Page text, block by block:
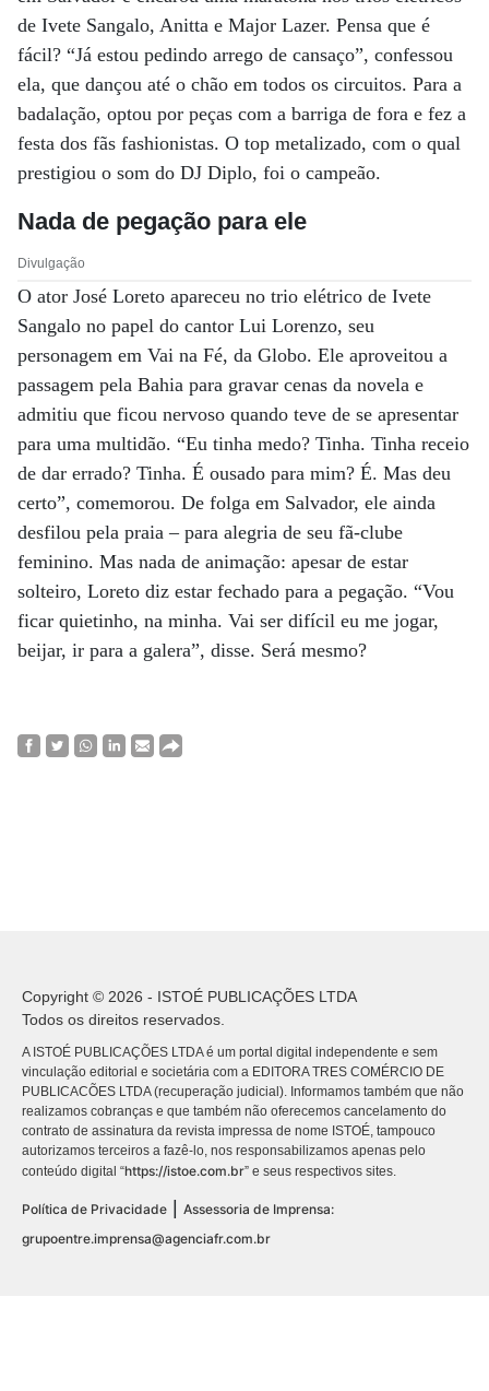
de Ivete Sangalo, Anitta e Major Lazer. Pensa que é
fácil? “Já estou pedindo arrego de cansaço”, confessou
ela, que dançou até o chão em todos os circuitos. Para a
badalação, optou por peças com a barriga de fora e fez a
festa dos fãs fashionistas. O top metalizado, com o qual
prestigiou o som do DJ Diplo, foi o campeão.
Nada de pegação para ele
Divulgação
O ator José Loreto apareceu no trio elétrico de Ivete
Sangalo no papel do cantor Lui Lorenzo, seu
personagem em Vai na Fé, da Globo. Ele aproveitou a
passagem pela Bahia para gravar cenas da novela e
admitiu que ficou nervoso quando teve de se apresentar
para uma multidão. “Eu tinha medo? Tinha. Tinha receio
de dar errado? Tinha. É ousado para mim? É. Mas deu
certo”, comemorou. De folga em Salvador, ele ainda
desfilou pela praia – para alegria de seu fã-clube
feminino. Mas nada de animação: apesar de estar
solteiro, Loreto diz estar fechado para a pegação. “Vou
ficar quietinho, na minha. Vai ser difícil eu me jogar,
beijar, ir para a galera”, disse. Será mesmo?
Copyright © 2026 - ISTOÉ PUBLICAÇÕES LTDA
Todos os direitos reservados.
A ISTOÉ PUBLICAÇÕES LTDA é um portal digital independente e sem
vinculação editorial e societária com a EDITORA TRES COMÉRCIO DE
PUBLICACÕES LTDA (recuperação judicial). Informamos também que não
realizamos cobranças e que também não oferecemos cancelamento do
contrato de assinatura da revista impressa de nome ISTOÉ, tampouco
autorizamos terceiros a fazê-lo, nos responsabilizamos apenas pelo
conteúdo digital “https://istoe.com.br” e seus respectivos sites.
Política de Privacidade
Assessoria de Imprensa:
grupoentre.imprensa@agenciafr.com.br